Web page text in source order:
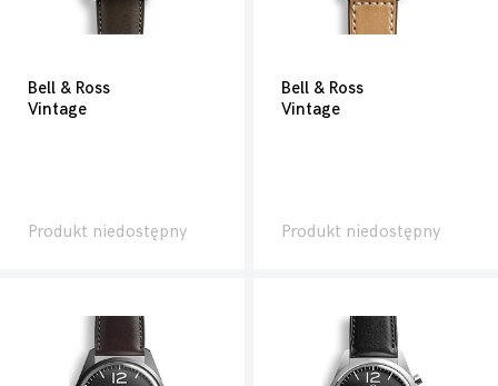
Bell & Ross
Vintage
Produkt niedostępny
Bell & Ross
Vintage
Produkt niedostępny